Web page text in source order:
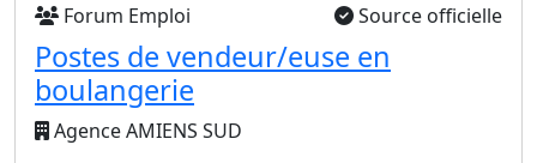
Forum Emploi Source officielle
Postes de vendeur/euse en
boulangerie
Agence AMIENS SUD